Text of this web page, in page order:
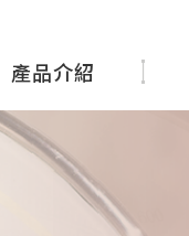
產品介紹